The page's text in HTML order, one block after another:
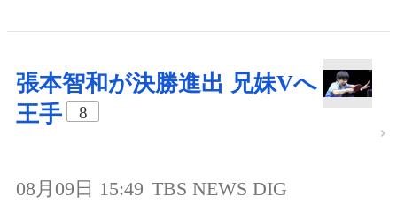
張本智和が決勝進出 兄妹Vへ
王手
8
08月09日 15:49 TBS NEWS DIG